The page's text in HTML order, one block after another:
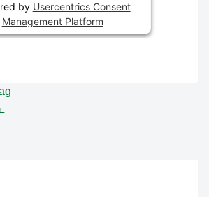
by Usercentrics Consent
Management Platform